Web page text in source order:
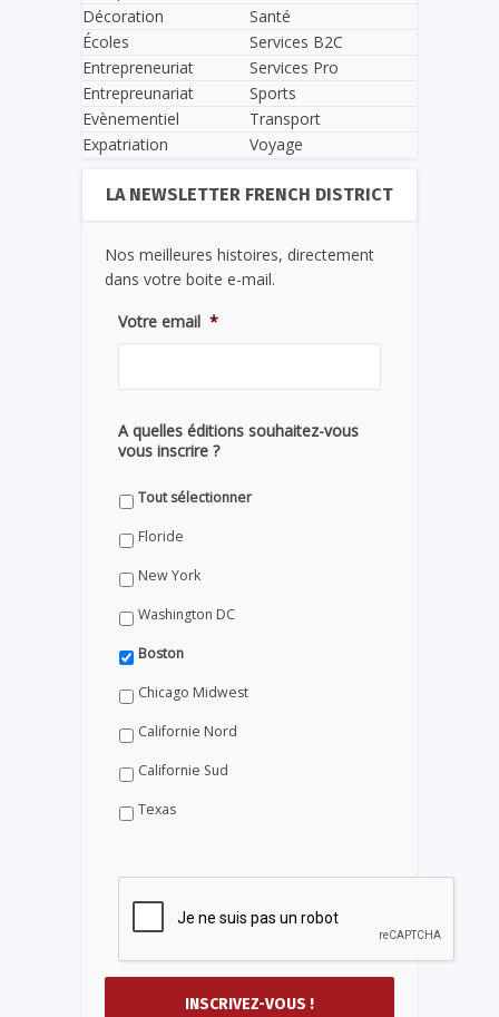
Décoration
Écoles
Entrepreneuriat
Entrepreunariat
Evènementiel
Expatriation
Santé
Services B2C
Services Pro
Sports
Transport
Voyage
LA NEWSLETTER FRENCH DISTRICT
Nos meilleures histoires, directement
dans votre boite e-mail.
Votre email *
A quelles éditions souhaitez-vous
vous inscrire ?
Tout sélectionner
Floride
New York
Washington DC
Boston
Chicago Midwest
Californie Nord
Californie Sud
Texas